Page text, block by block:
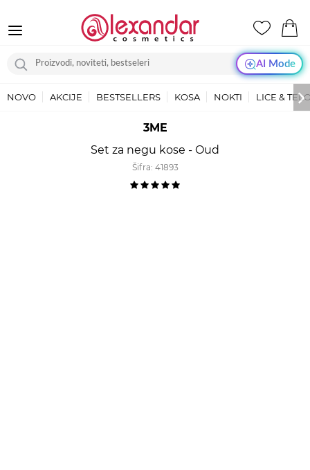
AI Mode
NOVO AKCIJE BESTSELLERS KOSA NOKTI LICE &
3ME
Set za negu kose - Oud
Šifra: 41893